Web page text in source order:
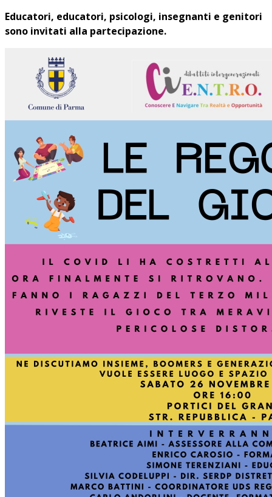
Educatori, educatori, psicologi, insegnanti e genitori
sono invitati alla partecipazione.